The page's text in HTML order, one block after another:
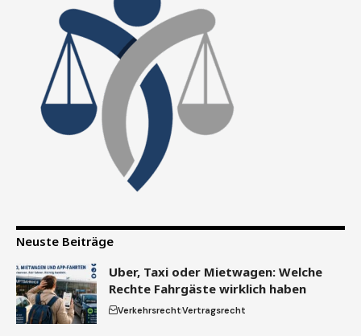
Neuste Beiträge
Uber, Taxi oder Mietwagen: Welche
Rechte Fahrgäste wirklich haben
VerkehrsrechtVertragsrecht